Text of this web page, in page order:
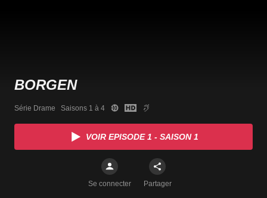
BORGEN
Série Drame   Saisons 1 à 4
VOIR EPISODE 1 - SAISON 1
Se connecter Partager